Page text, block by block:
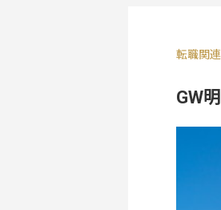
転職関
GW